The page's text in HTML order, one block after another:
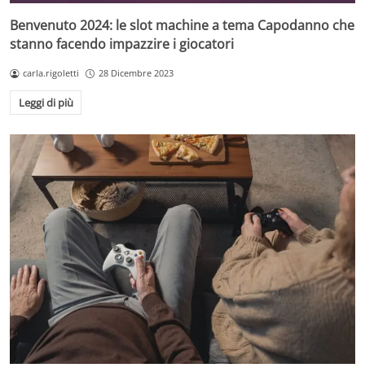
Benvenuto 2024: le slot machine a tema Capodanno che
stanno facendo impazzire i giocatori
carla.rigoletti 28 Dicembre 2023
Leggi di più